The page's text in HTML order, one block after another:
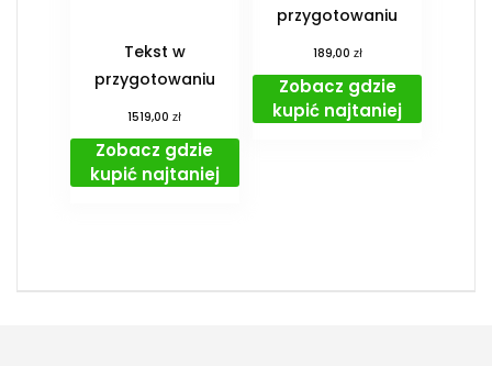
Tekst w
przygotowaniu
1519,00zł
Zobacz gdzie
kupić najtaniej
przygotowaniu
189,00 zł
Zobacz gdzie
kupić najtaniej